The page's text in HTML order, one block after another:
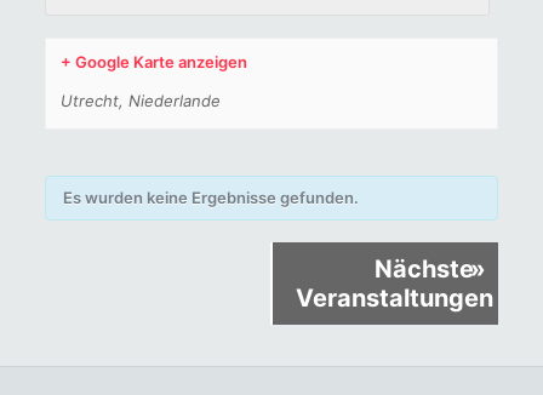
+ Google Karte anzeigen
Utrecht, Niederlande
Es wurden keine Ergebnisse gefunden.
Nächste
Veranstaltungen
»